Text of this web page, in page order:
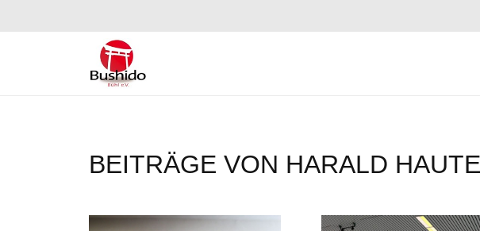
BEITRÄGE VON HARALD